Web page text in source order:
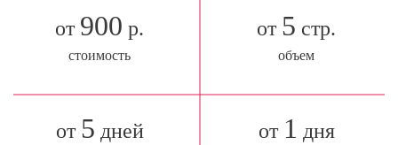
от 900 р.
стоимость
от 5 стр.
объем
от 5 дней от 1 дня